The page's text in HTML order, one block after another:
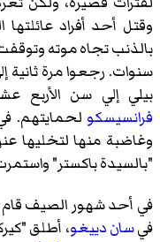
أحد أفراد عائلتها
تجاه موته وتوقفت عن
رجعوا مرة ثانية إلي
إلي سن الأربع عشر
لحمايتهم. في
منها لتخليها عنها
باكستر" واستمرت
شهور الصيف قام بيلي
دييغو، أطلق "كيركس